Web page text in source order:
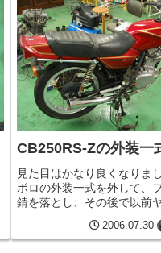
CB250RS-Zの外装一
見た目はかなり良くなりま
ボロの外装一式を外して、
錆を落とし、その後で以前
落札したCB250RS-Zの外装
付してみました。ハーネス
途中なので、余計な配線が
2006.07.30